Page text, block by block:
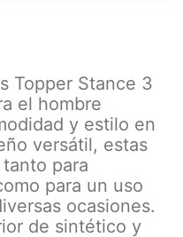
Topper Stance 3
el hombre
y estilo en
versátil, estas
para
para un uso
ocasiones.
de sintético y